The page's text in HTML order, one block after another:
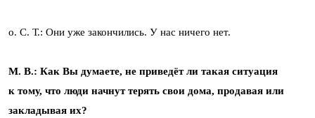
о. С. Т.: Они уже закончились. У нас ничего нет.
М. В.: Как Вы думаете, не приведёт ли такая ситуация
к тому, что люди начнут терять свои дома, продавая или
закладывая их?